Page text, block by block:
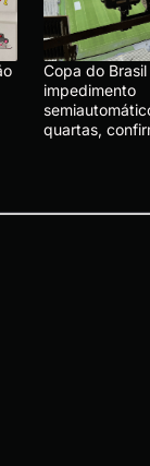
Copa do
impedimento
quartas,